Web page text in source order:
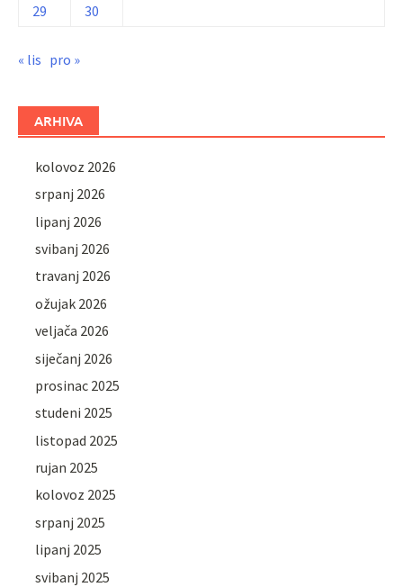
29
30
« lis pro »
ARHIVA
kolovoz 2026
srpanj 2026
lipanj 2026
svibanj 2026
travanj 2026
ožujak 2026
veljača 2026
siječanj 2026
prosinac 2025
studeni 2025
listopad 2025
rujan 2025
kolovoz 2025
srpanj 2025
lipanj 2025
svibanj 2025